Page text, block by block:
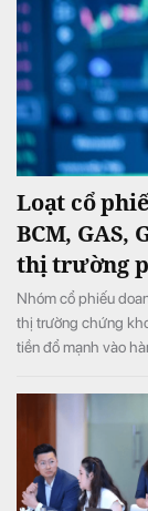
Loạt cổ
BCM, GAS,
thị trường
Nhóm cổ phiếu
thị trường chứng
tiền đổ mạnh vào
trong sắc đỏ.